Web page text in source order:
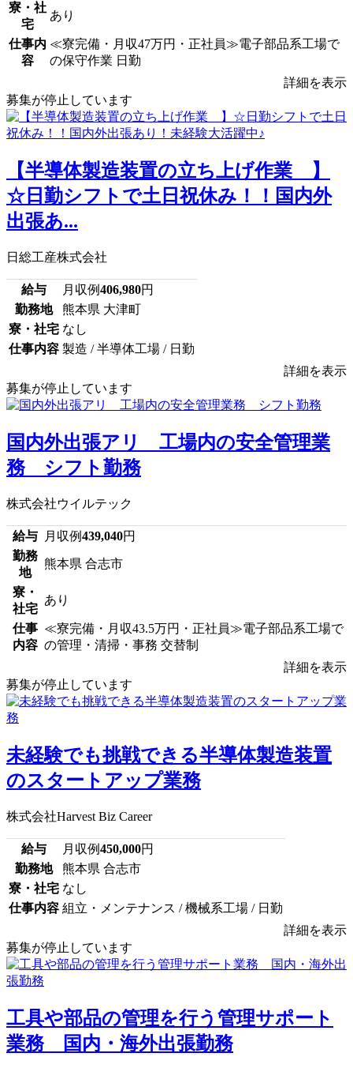
寮・社
宅
あり
仕事内
容
≪寮完備・月収47万円・正社員≫電子部品系工場で
の保守作業 日勤
詳細を表示
募集が停止しています
【半導体製造装置の立ち上げ作業 】
☆日勤シフトで土日祝休み！！国内外
出張あ...
日総工産株式会社
給与 月収例406,980円
勤務地
熊本県 大津町
寮・社宅 なし
仕事内容 製造 / 半導体工場 / 日勤
詳細を表示
募集が停止しています
国内外出張アリ 工場内の安全管理業
務 シフト勤務
株式会社ウイルテック
給与 月収例439,040円
勤務
地
熊本県 合志市
寮・
社宅
あり
仕事
内容
≪寮完備・月収43.5万円・正社員≫電子部品系工場で
の管理・清掃・事務 交替制
詳細を表示
募集が停止しています
未経験でも挑戦できる半導体製造装置
のスタートアップ業務
株式会社Harvest Biz Career
給与 月収例450,000円
勤務地
熊本県 合志市
寮・社宅 なし
仕事内容 組立・メンテナンス / 機械系工場 / 日勤
詳細を表示
募集が停止しています
工具や部品の管理を行う管理サポート
業務 国内・海外出張勤務